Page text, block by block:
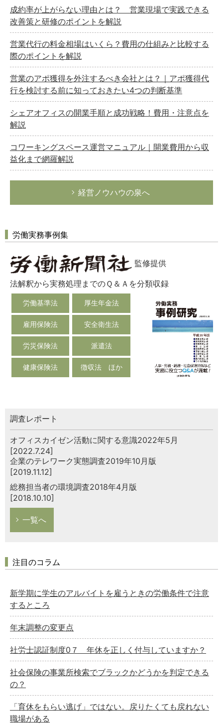
成約率が上がらない理由とは？ 営業現場で実践できる
改善策と研修のポイントを解説
営業代行の料金相場はいくら？費用の仕組みと比較する
際のポイントを解説
営業のアポ獲得を外注するべき会社とは？｜アポ獲得代
行を検討する前に知っておきたい4つの判断基準
シェアオフィスの開業手順と成功戦略！費用・注意点を
解説
コワーキングスペース運営マニュアル｜開業費用から収
益化まで網羅解説
経営ノウハウの泉へ
労働実務事例集
監修提供
法解釈から実務処理までのＱ＆Ａを分類収録
労働基準法 厚生年金法
雇用保険法 安全衛生法
労災保険法 派遣法
健康保険法 徴収法 ほか
調査レポート
オフィスカイゼン活動に関する意識2022年5月
[2022.7.24]
企業のテレワーク実態調査2019年10月版
[2019.11.12]
総務担当者の環境調査2018年4月版
[2018.10.10]
一覧へ
注目のコラム
新学期に学生のアルバイトを雇うときの労働条件で注意
するところ
年末調整の変更点
社労士認証制度0７ 年休を正しく付与していますか？
社会保険の事業所検索でブラックかどうかを判定できる
の？
「育休をもらい逃げ」ではない。戻りたくても戻れない
職場がある